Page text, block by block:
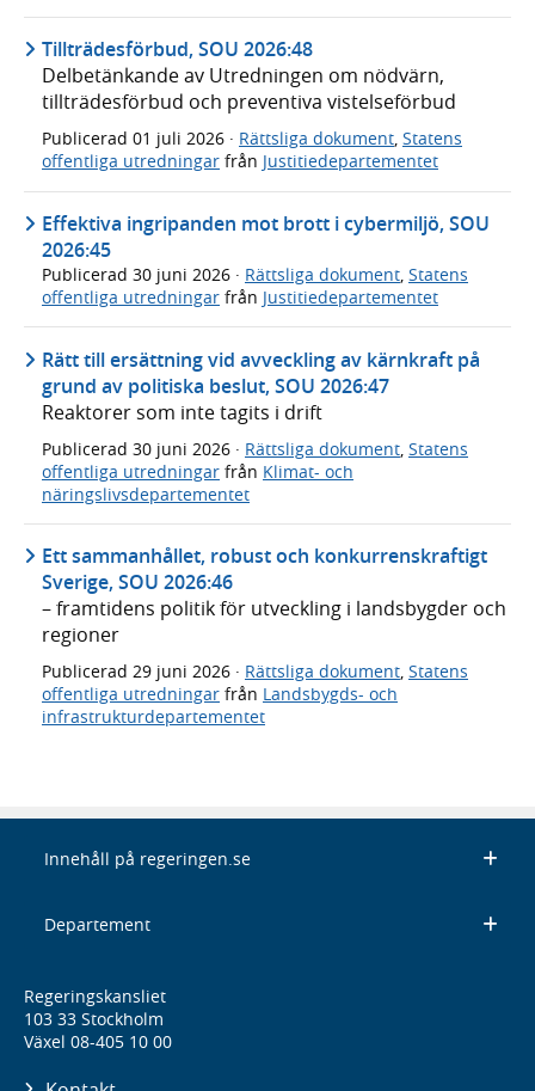
Tillträdesförbud, SOU 2026:48
Delbetänkande av Utredningen om nödvärn,
tillträdesförbud och preventiva vistelseförbud
Publicerad 01 juli 2026 · Rättsliga dokument, Statens
offentliga utredningar från Justitiedepartementet
Effektiva ingripanden mot brott i cybermiljö, SOU
2026:45
Publicerad 30 juni 2026 · Rättsliga dokument, Statens
offentliga utredningar från Justitiedepartementet
Rätt till ersättning vid avveckling av kärnkraft på
grund av politiska beslut, SOU 2026:47
Reaktorer som inte tagits i drift
Publicerad 30 juni 2026 · Rättsliga dokument Statens
offentliga utredningar från Klimat- och
näringslivsdepartementet
Ett sammanhållet, robust och konkurrenskraftigt
Sverige, SOU 2026:46
– framtidens politik för utveckling i landsbygder och
regioner
Publicerad 29 juni 2026 · Rättsliga dokument, Statens
offentliga utredningar från Landsbygds- och
infrastrukturdepartementet
Innehåll på regeringen.se
Departement
Regeringskansliet
103 33 Stockholm
Växel 08-405 10 00